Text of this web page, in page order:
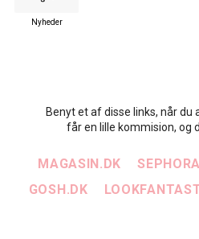
Nyheder
Benyt et af disse links, når du
får en lille kommision, og
MAGASIN.DK
GOSH.DK